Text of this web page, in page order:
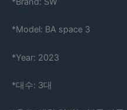
*Model: BA space 3
*Year: 2023
*대수: 3대